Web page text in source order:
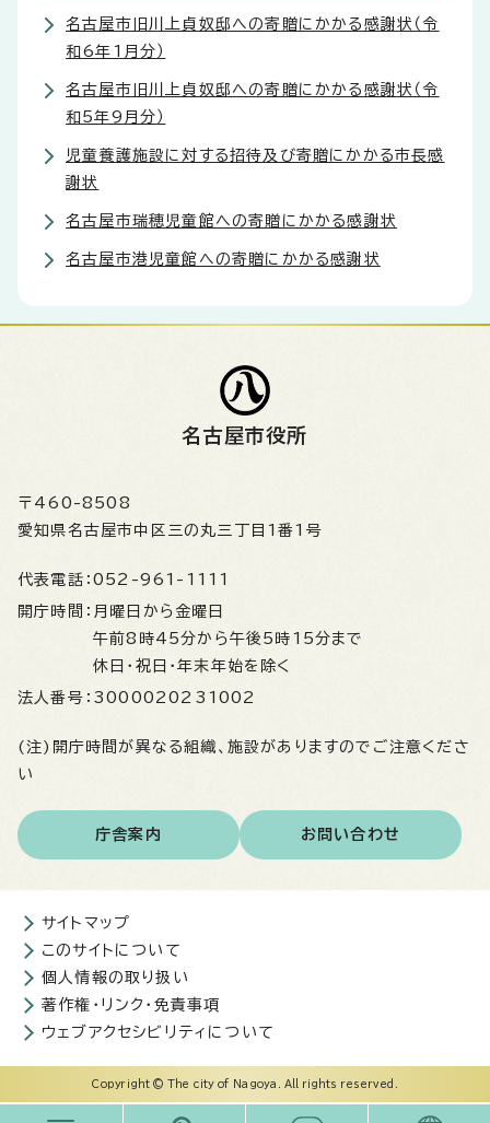
名古屋市旧川上貞奴邸への寄贈にかかる感謝状（令
和6年1月分）
名古屋市旧川上貞奴邸への寄贈にかかる感謝状（令
和5年9月分）
児童養護施設に対する招待及び寄贈にかかる市長感
謝状
名古屋市瑞穂児童館への寄贈にかかる感謝状
名古屋市港児童館への寄贈にかかる感謝状
名古屋市役所
〒460-8508
愛知県名古屋市中区三の丸三丁目1番1号
代表電話： 052-961-1111
開庁時間： 月曜日から金曜日
午前8時45分から午後5時15分まで
休日・祝日・年末年始を除く
法人番号： 3000020231002
(注)開庁時間が異なる組織、施設がありますのでご注意くださ
い
庁舎案内 お問い合わせ
サイトマップ
このサイトについて
個人情報の取り扱い
著作権・リンク・免責事項
ウェブアクセシビリティについて
Copyright © The city of Nagoya. All rights reserved.